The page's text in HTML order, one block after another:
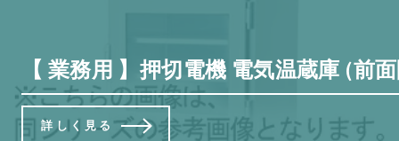
【 業務用 】押切電機 電気温蔵庫 (前
詳しく見る